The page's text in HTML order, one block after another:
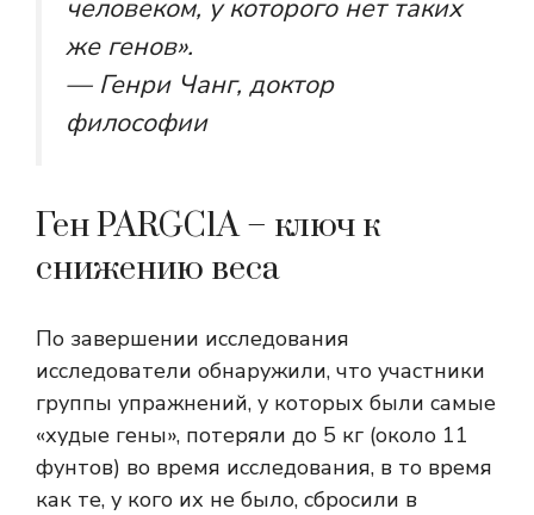
человеком, у которого нет таких
же генов».
— Генри Чанг, доктор
философии
Ген PARGC1A – ключ к
снижению веса
По завершении исследования
исследователи обнаружили, что участники
группы упражнений, у которых были самые
«худые гены», потеряли до 5 кг (около 11
фунтов) во время исследования, в то время
как те, у кого их не было, сбросили в